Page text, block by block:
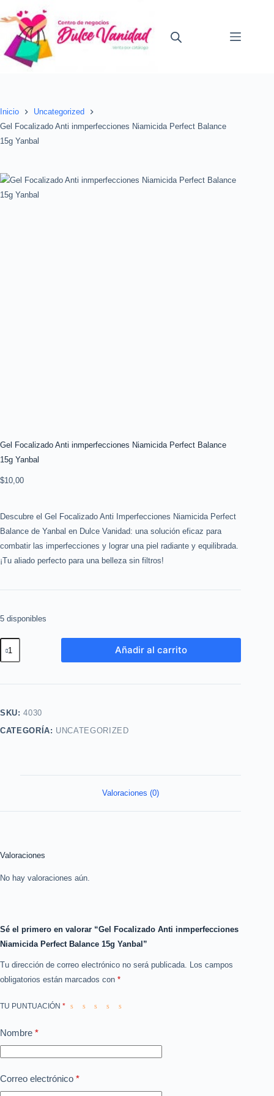
al
contenido
Inicio
Uncategorized
Gel Focalizado Anti inmperfecciones Niamicida Perfect Balance
15g Yanbal
Gel Focalizado Anti inmperfecciones Niamicida Perfect Balance
15g Yanbal
$10,00
Descubre el Gel Focalizado Anti Imperfecciones Niamicida Perfect
Balance de Yanbal en Dulce Vanidad: una solución eficaz para
combatir las imperfecciones y lograr una piel radiante y equilibrada.
¡Tu aliado perfecto para una belleza sin filtros!
5 disponibles
Focalizado
Perfect
Balance
cantidad
Añadir al carrito
SKU:4030
CATEGORÍA: UNCATEGORIZED
Valoraciones (0)
Valoraciones
No hay valoraciones aún.
Sé el primero en valorar “Gel Focalizado Anti inmperfecciones
Niamicida Perfect Balance 15g Yanbal”
Tu dirección de correo electrónico no será publicada.
Los campos
obligatorios están marcados con *
TU PUNTUACIÓN *
Nombre *
Correo electrónico *